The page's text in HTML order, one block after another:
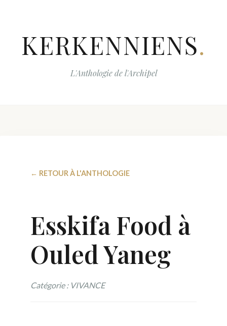
KERKENNIENS.
L'Anthologie de l'Archipel
← RETOUR À L'ANTHOLOGIE
Esskifa Food à
Ouled Yaneg
Catégorie : VIVANCE